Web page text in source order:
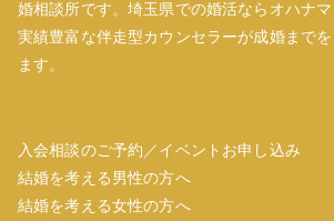
婚相談所です。埼玉県での婚活ならオハナ
実績豊富な伴走型カウンセラーが成婚まで
ます。
入会相談のご予約／イベントお申し込み
結婚を考える男性の方へ
結婚を考える女性の方へ